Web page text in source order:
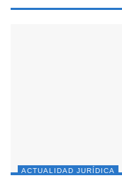
ACTUALIDAD JURÍDICA